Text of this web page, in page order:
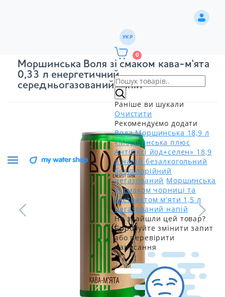
УКР
0
Раніше ви шукали
Очистити
Рекомендуємо додати
Вода Моршинська 18,9 л
«Моршинська плюс
АнтіОксі йод+селен» 18,9
л напій безалкогольний
безкалорійний
негазований Моршинська
зі смаком чорниці та
екстрактом м'яти 1,5 л
негазований напій
Не знайшли цей товар?
Спробуйте змінити запит
або перевірити
написання
Моршинська Воля зі смаком кава-м'ята
0,33 л енергетичний
середньогазований напій